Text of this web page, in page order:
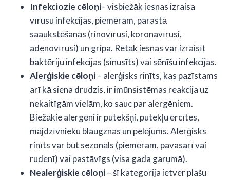
Infekciozie cēloņi– visbiežāk iesnas izraisa
vīrusu infekcijas, piemēram, parastā
saaukstēšanās (rinovīrusi, koronavīrusi,
adenovīrusi) un gripa. Retāk iesnas var izraisīt
baktēriju infekcijas (sinusīts) vai sēnīšu infekcijas.
Alerģiskie cēloņi– alerģisks rinīts, kas pazīstams
arī kā siena drudzis, ir imūnsistēmas reakcija uz
nekaitīgām vielām, ko sauc par alergēniem.
Biežākie alergēni ir putekšņi, putekļu ērcītes,
mājdzīvnieku blaugznas un pelējums. Alerģisks
rinīts var būt sezonāls (piemēram, pavasarī vai
rudenī) vai pastāvīgs (visa gada garumā).
Nealerģiskie cēloņi– šī kategorija ietver plašu